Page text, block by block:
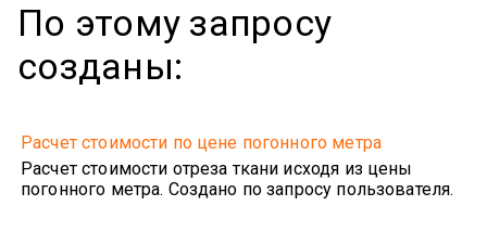
По этому запросу
созданы:
Расчет стоимости по цене погонного метра
Расчет стоимости отреза ткани исходя из цены
погонного метра. Создано по запросу пользователя.